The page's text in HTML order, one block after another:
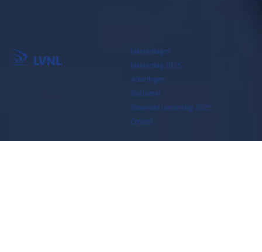
Jaarverslagen
Jaarverslag 2025
Afkortingen
Disclaimer
Download jaarverslag 2025
Contact